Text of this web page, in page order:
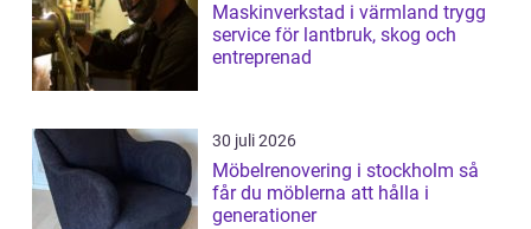
Maskinverkstad i värmland trygg
service för lantbruk, skog och
entreprenad
30 juli 2026
Möbelrenovering i stockholm så
får du möblerna att hålla i
generationer